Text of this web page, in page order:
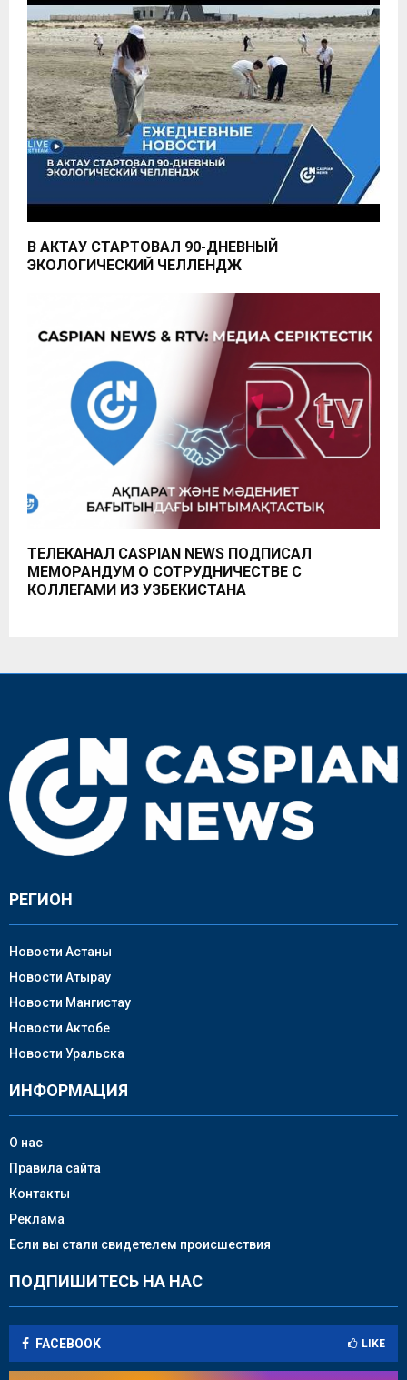
В АКТАУ СТАРТОВАЛ 90-ДНЕВНЫЙ
ЭКОЛОГИЧЕСКИЙ ЧЕЛЛЕНДЖ
ТЕЛЕКАНАЛ CASPIAN NEWS ПОДПИСАЛ
МЕМОРАНДУМ О СОТРУДНИЧЕСТВЕ С
КОЛЛЕГАМИ ИЗ УЗБЕКИСТАНА
РЕГИОН
Новости Астаны
Новости Атырау
Новости Мангистау
Новости Актобе
Новости Уральска
ИНФОРМАЦИЯ
О нас
Правила сайта
Контакты
Реклама
Если вы стали свидетелем происшествия
ПОДПИШИТЕСЬ НА НАС
FACEBOOK LIKE